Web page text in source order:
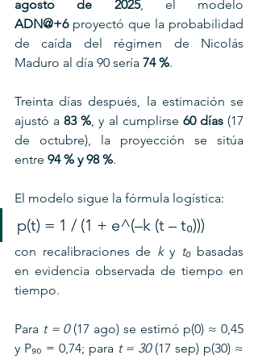
agosto de 2025
ADN@+6 proyectó que la probabilidad
de caída del régimen de Nicolás
Maduro al día 90 sería 74 %.
Treinta días después, la estimación se
ajustó a 83 %, y al cumplirse 60 días (17
de octubre), la proyección se sitúa
entre 94 % y 98 %.
El modelo sigue la fórmula logística:
p(t) = 1 / (1 + e^(–k (t – t₀)))
con recalibraciones de k y t₀ basadas
en evidencia observada de tiempo en
tiempo.
Para t = 0 (17 ago) se estimó p(0) ≈ 0,45
y P₉₀ = 0,74; para t = 30 (17 sep) p(30) ≈